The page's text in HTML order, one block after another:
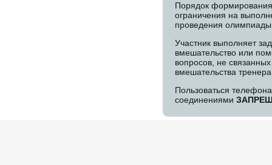
Порядок
ограничения на
проведения
Участник выполняет
вмешательство или
вопросов, не
вмешательства
Пользоваться
соединениями